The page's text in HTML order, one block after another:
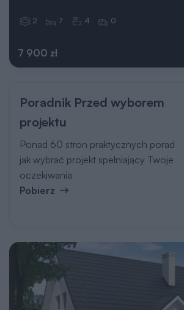
7 900 zł
2 7 4 0
Poradnik Przed wyborem
projektu
Ponad 60 stron praktycznych porad
jak wybrać projekt spełniający Twoje
oczekiwania
Pobierz